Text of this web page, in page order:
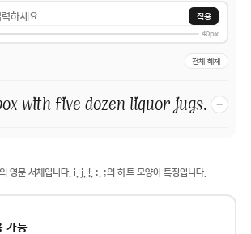
적용
40px
전체 해제
with five dozen liquor jugs. −
영문 서체입니다. i, j, !, :, ;의 하트 모양이 특징입니다.
가능